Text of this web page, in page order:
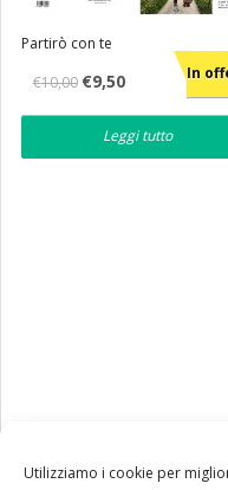
Utilizziamo i cookie per
In
Partirò con te
€10,00 Il
originale
€9,50Il
attuale
è:
Leggi tutto
Tutte le nostre